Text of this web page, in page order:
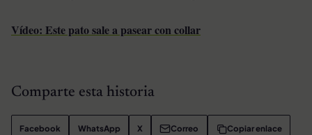
Vídeo: Este pato sale a pasear con collar
Comparte esta historia
Facebook WhatsApp X Correo Copiar enlace